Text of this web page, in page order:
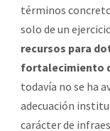
términos
solo de un
recursos para
fortalecimiento
todavía no se ha
adecuación
carácter de